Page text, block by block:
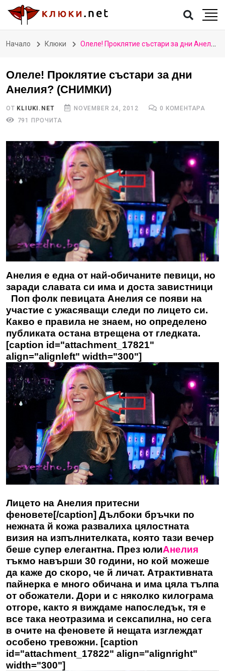
Начало Клюки Олеле! Проклятие състари за дни Анелия? (СНИМКИ)
Олеле! Проклятие състари за дни
Анелия? (СНИМКИ)
ОТ KLIUKI.NET NOVEMBER 24, 2012
0 КОМЕНТАРА
791 ПРОЧИТА
Анелия е една от най-обичаните певици, но
заради славата си има и доста завистници
Поп фолк певицата Анелия се появи на
участие с ужасяващи следи по лицето си.
Какво е правила не знаем, но определено
публиката остана втрещена от гледката.
[caption id="attachment_17821"
align="alignleft" width="300"]
Лицето на Анелия притесни
феновете[/caption] Дълбоки бръчки по
нежната й кожа развалиха цялостната
визия на изпълнителката, която тази вечер
беше супер елегантна. През юлиАнелия
тъкмо навърши 30 години, но кой можеше
да каже до скоро, че й личат. Атрактивната
пайнерка е много обичана и има цяла тълпа
от обожатели. Дори и с няколко килограма
отгоре, както я виждаме напоследък, тя е
все така неотразима и сексапилна, но сега
в очите на феновете й нещата изглеждат
особено тревожни. [caption
id="attachment_17822" align="alignright"
width="300"]